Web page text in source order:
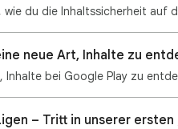
neue Art, Inhalte zu
– Tritt in unserer ersten